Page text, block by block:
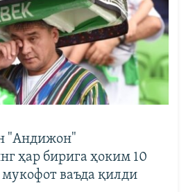
"Андижон"
ҳар бирига ҳоким 10
ваъда қилди